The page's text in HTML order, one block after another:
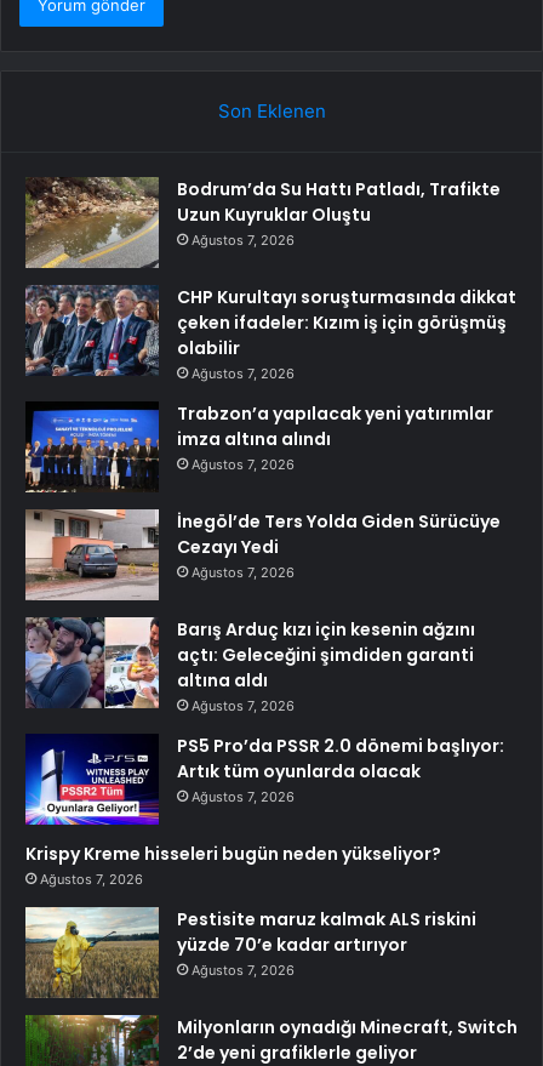
Son Eklenen
Bodrum’da Su Hattı Patladı, Trafikte
Uzun Kuyruklar Oluştu
Ağustos 7, 2026
CHP Kurultayı soruşturmasında dikkat
çeken ifadeler: Kızım iş için görüşmüş
olabilir
Ağustos 7, 2026
Trabzon’a yapılacak yeni yatırımlar
imza altına alındı
Ağustos 7, 2026
İnegöl’de Ters Yolda Giden Sürücüye
Cezayı Yedi
Ağustos 7, 2026
Barış Arduç kızı için kesenin ağzını
açtı: Geleceğini şimdiden garanti
altına aldı
Ağustos 7, 2026
PS5 Pro’da PSSR 2.0 dönemi başlıyor:
Artık tüm oyunlarda olacak
Ağustos 7, 2026
Krispy Kreme hisseleri bugün neden yükseliyor?
Ağustos 7, 2026
Pestisite maruz kalmak ALS riskini
yüzde 70’e kadar artırıyor
Ağustos 7, 2026
Milyonların oynadığı Minecraft, Switch
2’de yeni grafiklerle geliyor